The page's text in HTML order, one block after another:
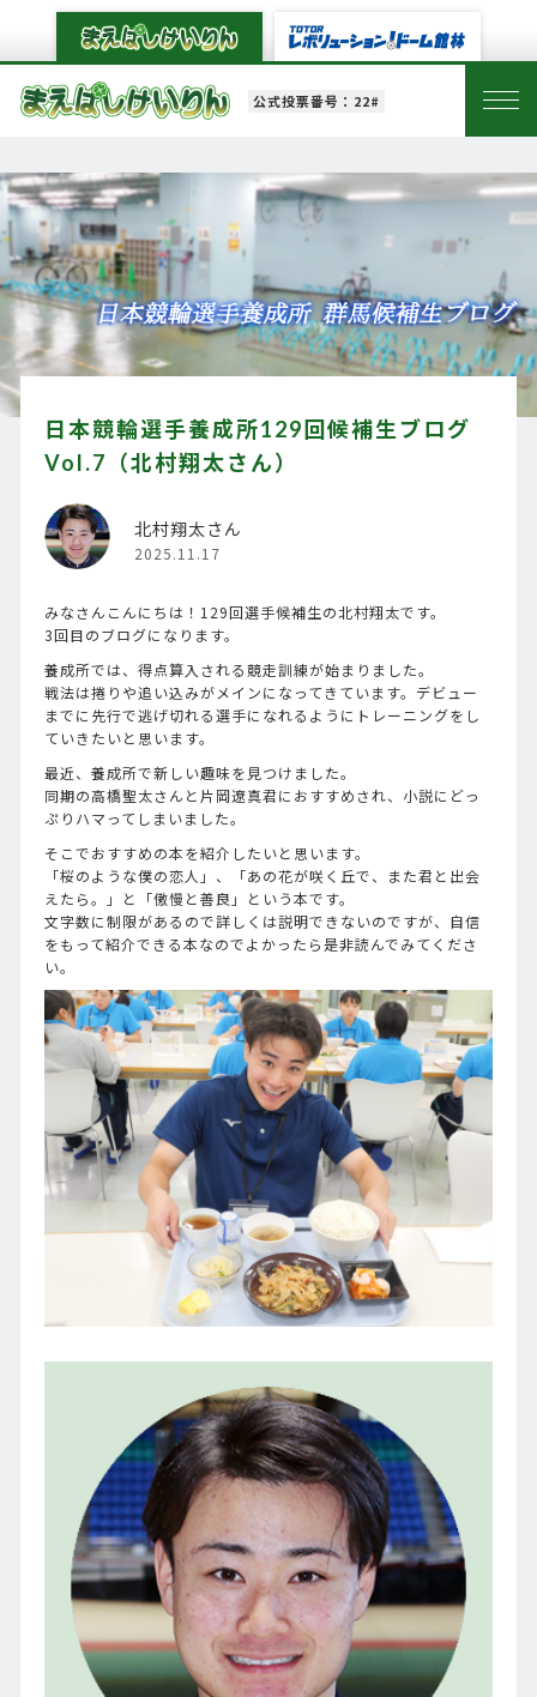
公式投票番号：22#
日本競輪選手養成所129回候補生ブログ
Vol.7（北村翔太さん）
北村翔太さん
2025.11.17
みなさんこんにちは！129回選手候補生の北村翔太です。
3回目のブログになります。
養成所では、得点算入される競走訓練が始まりました。
戦法は捲りや追い込みがメインになってきています。デビュー
までに先行で逃げ切れる選手になれるようにトレーニングをし
ていきたいと思います。
最近、養成所で新しい趣味を見つけました。
同期の高橋聖太さんと片岡遼真君におすすめされ、小説にどっ
ぷりハマってしまいました。
そこでおすすめの本を紹介したいと思います。
「桜のような僕の恋人」、「あの花が咲く丘で、また君と出会
えたら。」と「傲慢と善良」という本です。
文字数に制限があるので詳しくは説明できないのですが、自信
をもって紹介できる本なのでよかったら是非読んでみてくださ
い。